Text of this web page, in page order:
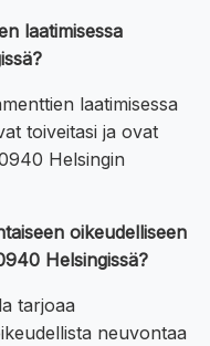
laatimisessa
laatimisessa
toiveitasi ja ovat
Helsingin
oikeudelliseen
Helsingissä?
tarjoaa
neuvontaa